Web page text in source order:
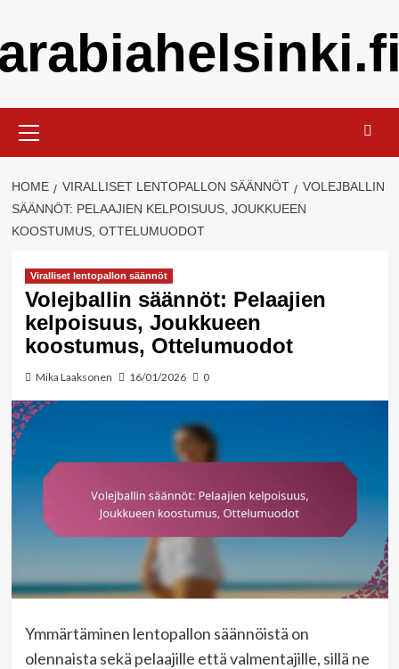
content
Menu
HOME VIRALLISET LENTOPALLON SÄÄNNÖT
VOLEJBALLIN
SÄÄNNÖT: PELAAJIEN KELPOISUUS, JOUKKUEEN
KOOSTUMUS, OTTELUMUODOT
Viralliset lentopallon säännöt
Volejballin säännöt: Pelaajien
kelpoisuus, Joukkueen
koostumus, Ottelumuodot
Mika Laaksonen 16/01/2026 0
Ymmärtäminen lentopallon säännöistä on
olennaista sekä pelaajille että valmentajille, sillä ne